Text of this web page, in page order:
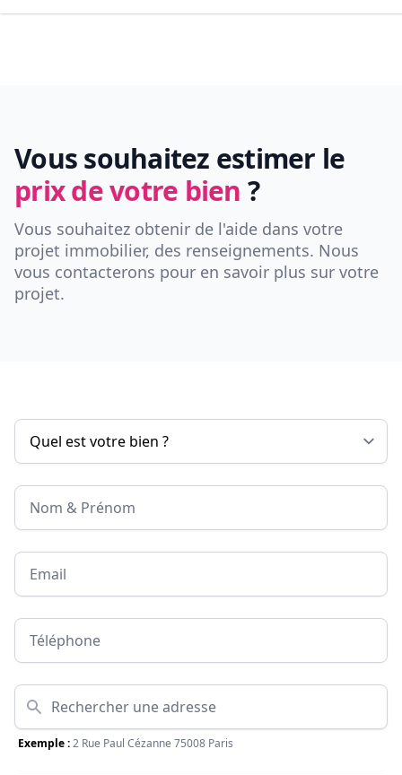
Vous souhaitez estimer le
prix de votre bien ?
Vous souhaitez obtenir de l'aide dans votre
projet immobilier, des renseignements. Nous
vous contacterons pour en savoir plus sur votre
projet.
Nom & Prénom
Email
Téléphone
Adresse
Exemple :2 Rue Paul Cézanne 75008 Paris